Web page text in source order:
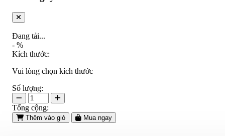
Đang tải...
- %
Kích thước:
Vui lòng chọn kích thước
Số lượng:
Tổng cộng:
Thêm vào giỏ Mua ngay